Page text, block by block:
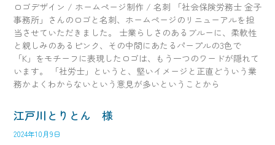
ロゴデザイン / ホームページ制作 / 名刺 「社会保険労務士 金子
事務所」さんのロゴと名刺、ホームページのリニューアルを担
当させていただきました。 士業らしさのあるブルーに、柔軟性
と親しみのあるピンク、その中間にあたるパープルの3色で
「K」をモチーフに表現したロゴは、もう一つのワードが隠れて
います。 「社労士」というと、堅いイメージと正直どういう業
務かよくわからないという意見が多いということから
江戸川とりとん 様
2024年10月9日